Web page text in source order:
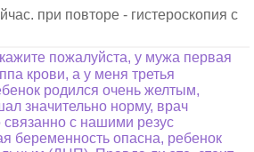
при повторе - гистероскопия с
пожалуйста, у мужа первая
крови, а у меня третья
родился очень желтым,
значительно норму, врач
связанно с нашими резус
беременность опасна, ребенок